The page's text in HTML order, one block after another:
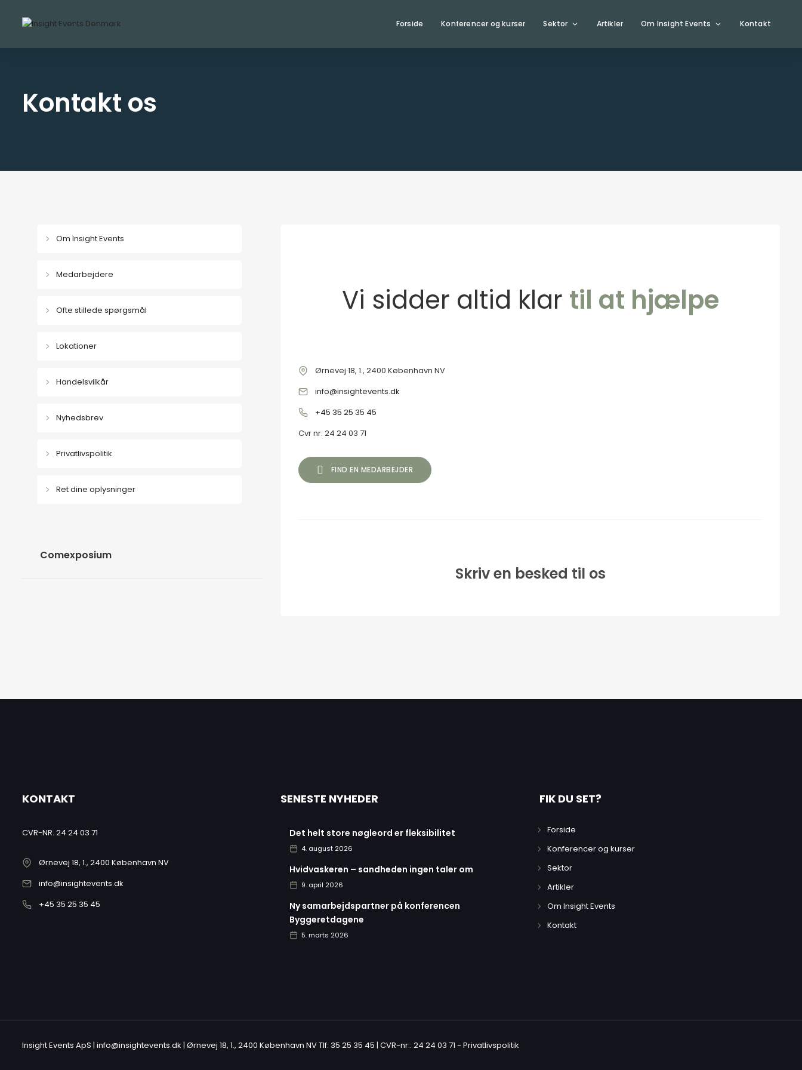
Forside Konferencer og kurser Sektor Artikler Om Insight Events Kontakt
Kontakt os
Vi sidder altid klar til at hjælpe
Ørnevej 18, 1., 2400 København NV
info@insightevents.dk
+45 35 25 35 45
Cvr nr: 24 24 03 71
FIND EN MEDARBEJDER
Skriv en besked til os
Om Insight Events
Medarbejdere
Ofte stillede spørgsmål
Lokationer
Handelsvilkår
Nyhedsbrev
Privatlivspolitik
Ret dine oplysninger
Comexposium
KONTAKT
CVR-NR. 24 24 03 71
Ørnevej 18, 1., 2400 København NV
info@insightevents.dk
+45 35 25 35 45
SENESTE NYHEDER
Det helt store nøgleord er fleksibilitet
4. august 2026
Hvidvaskeren – sandheden ingen taler om
9. april 2026
Ny samarbejdspartner på konferencen
Byggeretdagene
5. marts 2026
FIK DU SET?
Forside
Konferencer og kurser
Sektor
Artikler
Om Insight Events
Kontakt
Insight Events ApS | info@insightevents.dk | Ørnevej 18, 1., 2400 København NV Tlf: 35 25 35 45 | CVR-nr.: 24 24 03 71 - Privatlivspolitik